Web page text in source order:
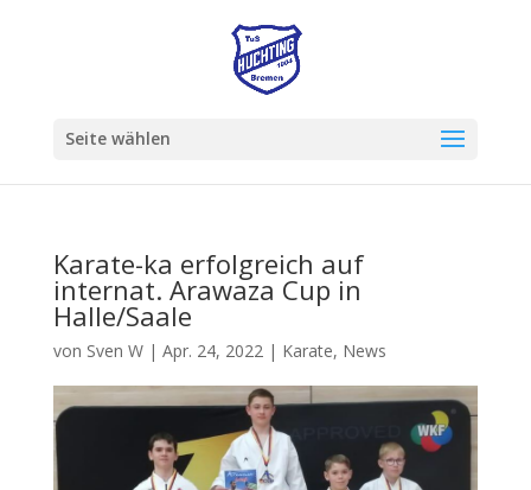
Seite wählen
Karate-ka erfolgreich auf
internat. Arawaza Cup in
Halle/Saale
von Sven W| Apr. 24, 2022| Karate, News